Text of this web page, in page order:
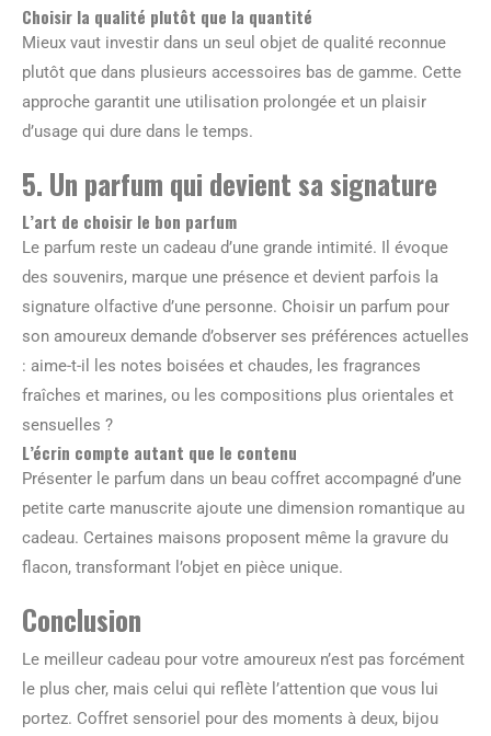
Choisir la qualité plutôt que la quantité
Mieux vaut investir dans un seul objet de qualité reconnue
plutôt que dans plusieurs accessoires bas de gamme. Cette
approche garantit une utilisation prolongée et un plaisir
d’usage qui dure dans le temps.
5. Un parfum qui devient sa signature
L’art de choisir le bon parfum
Le parfum reste un cadeau d’une grande intimité. Il évoque
des souvenirs, marque une présence et devient parfois la
signature olfactive d’une personne. Choisir un parfum pour
son amoureux demande d’observer ses préférences actuelles
: aime-t-il les notes boisées et chaudes, les fragrances
fraîches et marines, ou les compositions plus orientales et
sensuelles ?
L’écrin compte autant que le contenu
Présenter le parfum dans un beau coffret accompagné d’une
petite carte manuscrite ajoute une dimension romantique au
cadeau. Certaines maisons proposent même la gravure du
flacon, transformant l’objet en pièce unique.
Conclusion
Le meilleur cadeau pour votre amoureux n’est pas forcément
le plus cher, mais celui qui reflète l’attention que vous lui
portez. Coffret sensoriel pour des moments à deux, bijou